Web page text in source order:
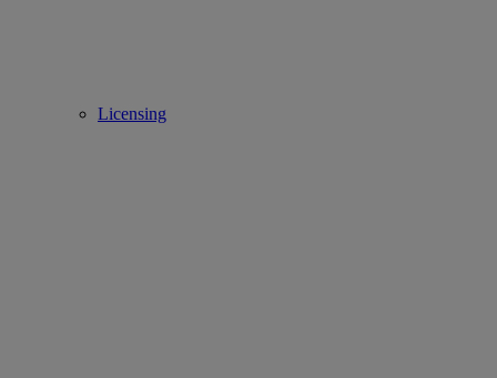
Licensing